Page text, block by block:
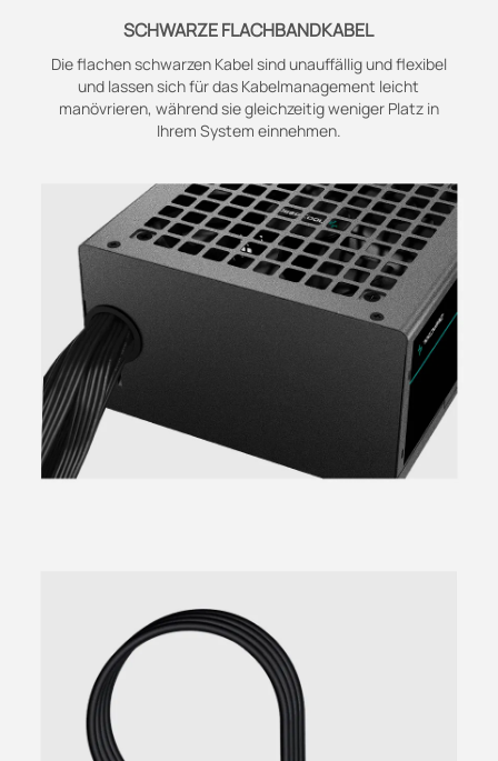
SCHWARZE FLACHBANDKABEL
Die flachen schwarzen Kabel sind unauffällig und flexibel
und lassen sich für das Kabelmanagement leicht
manövrieren, während sie gleichzeitig weniger Platz in
Ihrem System einnehmen.